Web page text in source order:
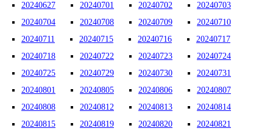
20240627
20240701 20240702
20240703
20240704
20240708 20240709
20240710
20240711
20240715 20240716
20240717
20240718
20240722 20240723
20240724
20240725
20240729 20240730
20240731
20240801
20240805 20240806
20240807
20240808
20240812 20240813
20240814
20240815
20240819 20240820 20240821